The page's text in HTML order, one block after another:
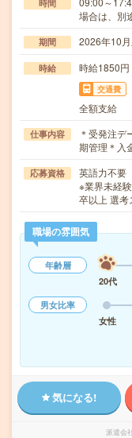
時間
場合は、別
期間 2026年10
時給 時給1850円
交通費
全額支給
仕事内容
＊受発注デ
期管理＊入
応募資格
英語力不要
※業界未経
卒以上 選
職場の雰囲気
年齢層
20代
男女比率
女性
気になる!
派遣会社